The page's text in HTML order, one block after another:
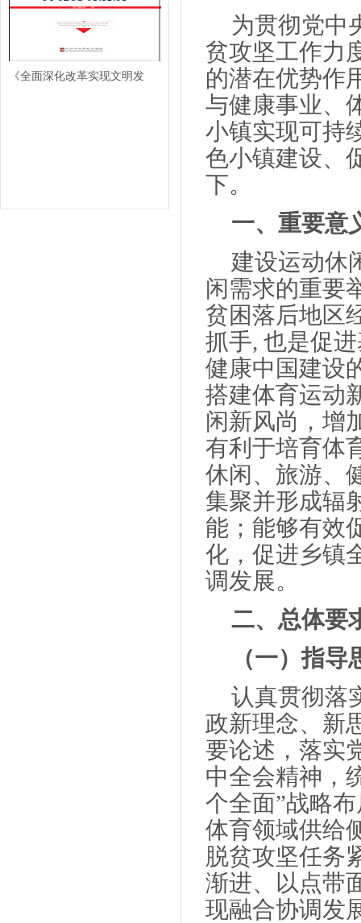
《全面深化改革实现文明发
为贯彻党中
贫攻坚工作力
的潜在优势作
与健康事业、
小镇实现可持
色小镇建设、
下。
一、重要意
建设运动休
闲需求的重要
贫困落后地区
抓手, 也是促
健康中国建设
搭建体育运动
闲新风尚，增
有利于培育体
休闲、旅游、
集聚并形成辐
能；能够有效
化，促进乡镇
调发展。
二、总体要
（一）指导
认真贯彻落
政新理念、新
要论述，落实
中全会精神，
个全面”战略
体育领域供给
脱贫攻坚任务
渐进、以点带
现融合协调发